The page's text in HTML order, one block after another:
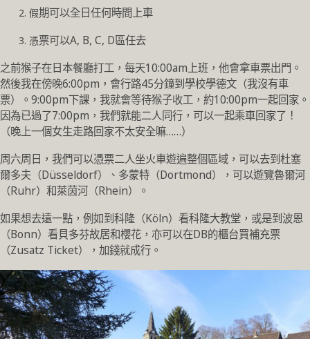
假期可以全日任何時間上車
憑票可以A, B, C, D區任去
之前猴子在日本餐廳打工，每天10:00am上班，他會拿車票出門。
然後我在傍晚6:00pm，會行路45分鐘到學校學德文（我沒有車
票）。9:00pm下課，我就會等待猴子收工，約10:00pm一起回家。
因為已過了7:00pm，我們就能二人同行，可以一起乘車回家了！
（晚上一個女生走路回家不太安全嘛……）
周六周日，我們可以憑票二人坐火車遊遍整個區域，可以去到杜塞
爾多夫（Düsseldorf）、多蒙特（Dortmond），可以遊覽魯爾河
（Ruhr）和萊茵河（Rhein）。
如果想去遠一點，例如到科隆（Köln）看科隆大教堂，或是到波恩
（Bonn）看貝多芬故居和櫻花，亦可以在DB的櫃台買補充票
（Zusatz Ticket），加錢就成行。